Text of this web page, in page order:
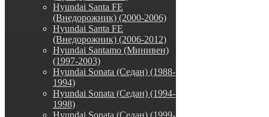
Hyundai Santa FE
(Внедорожник) (2000-2006)
Hyundai Santa FE
(Внедорожник) (2006-2012)
Hyundai Santamo (Минивен)
(1997-2003)
Hyundai Sonata (Седан) (1988-
1994)
Hyundai Sonata (Седан) (1994-
1998)
Hyundai Sonata (Седан) (1999-